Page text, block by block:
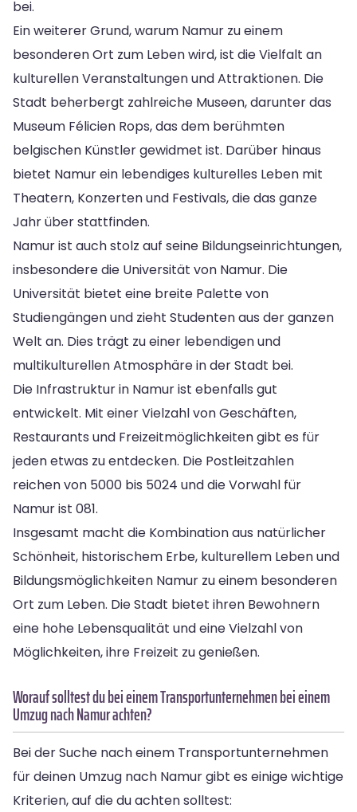
bei.
Ein weiterer Grund, warum Namur zu einem
besonderen Ort zum Leben wird, ist die Vielfalt an
kulturellen Veranstaltungen und Attraktionen. Die
Stadt beherbergt zahlreiche Museen, darunter das
Museum Félicien Rops, das dem berühmten
belgischen Künstler gewidmet ist. Darüber hinaus
bietet Namur ein lebendiges kulturelles Leben mit
Theatern, Konzerten und Festivals, die das ganze
Jahr über stattfinden.
Namur ist auch stolz auf seine Bildungseinrichtungen,
insbesondere die Universität von Namur. Die
Universität bietet eine breite Palette von
Studiengängen und zieht Studenten aus der ganzen
Welt an. Dies trägt zu einer lebendigen und
multikulturellen Atmosphäre in der Stadt bei.
Die Infrastruktur in Namur ist ebenfalls gut
entwickelt. Mit einer Vielzahl von Geschäften,
Restaurants und Freizeitmöglichkeiten gibt es für
jeden etwas zu entdecken. Die Postleitzahlen
reichen von 5000 bis 5024 und die Vorwahl für
Namur ist 081.
Insgesamt macht die Kombination aus natürlicher
Schönheit, historischem Erbe, kulturellem Leben und
Bildungsmöglichkeiten Namur zu einem besonderen
Ort zum Leben. Die Stadt bietet ihren Bewohnern
eine hohe Lebensqualität und eine Vielzahl von
Möglichkeiten, ihre Freizeit zu genießen.
Worauf solltest du bei einem Transportunternehmen bei einem
Umzug nach Namur achten?
Bei der Suche nach einem Transportunternehmen
für deinen Umzug nach Namur gibt es einige wichtige
Kriterien, auf die du achten solltest: